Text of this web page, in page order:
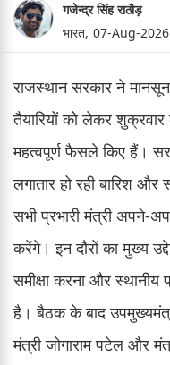
गजेन्द्र सिंह राठौड़
भारत, 07-Aug-
राजस्थान सरकार ने
तैयारियों को लेकर
महत्वपूर्ण फैसले किए हैं।
लगातार हो रही बारिश
सभी प्रभारी मंत्री अपने-
करेंगे। इन दौरों का मुख्य
समीक्षा करना और
है। बैठक के बाद
मंत्री जोगाराम पटेल और